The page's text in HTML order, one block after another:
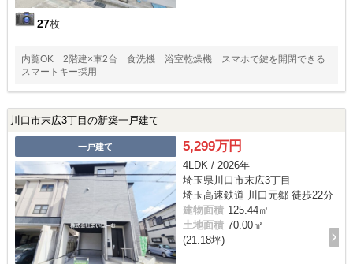
27枚
内覧OK 2階建×車2台 食洗機 浴室乾燥機 スマホで鍵を開閉できる
スマートキー採用
川口市末広3丁目の新築一戸建て
一戸建て 5,299万円
4LDK / 2026年
埼玉県川口市末広3丁目
埼玉高速鉄道 川口元郷 徒歩22分
建物面積 125.44㎡
土地面積 70.00㎡
(21.18坪)